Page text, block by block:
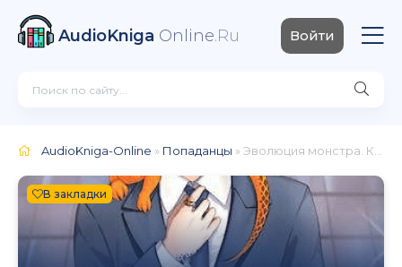
AudioKniga Online.Ru Войти
AudioKniga-Online » Попаданцы » Эволюция монстра. Книга 2
В закладки